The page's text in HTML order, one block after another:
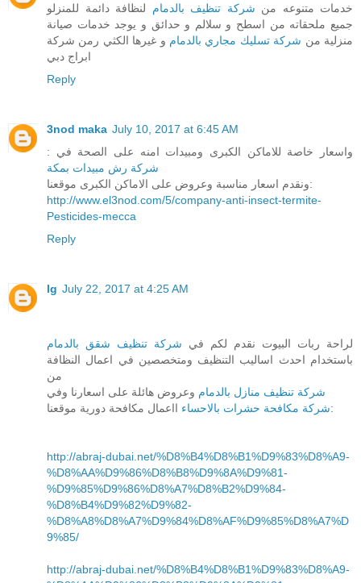
خدمات متنوعه من شركة تنظيف بالدمام لنظافة دائمة للمنزلو
جميع ملحقاته من اسطح و سلالم و حدائق و يوجد خدمات صيانة
منزلية من شركة تسليك مجاري بالدمام و غيرها الكثي رمن شركة
ابراج دبي
Reply
3nod maka July 10, 2017 at 6:45 AM
واسعار خاصة للاماكن الكبرى ومبيدات امنه على الصحة في :
شركة رش مبيدات بمكة
ونقدم اسعار مناسبة وعروض على الاماكن الكبرى موقعنا:
http://www.el3nod.com/5/company-anti-insect-termite-
Pesticides-mecca
Reply
lg July 22, 2017 at 4:25 AM
لراحة ربات البيوت نقدم لكم في شركة تنظيف شقق بالدمام
باستخدام احدث اساليب التنظيف ومتخصصين في اعمال النظافة
من
شركة تنظيف منازل بالدمام وعروض هائلة على اسعارنا وفي
شركة مكافحة حشرات بالاحساءااعمال مكافحة دورية موقعنا:
http://abraj-dubai.net/%D8%B4%D8%B1%D9%83%D8%A9-
%D8%AA%D9%86%D8%B8%D9%8A%D9%81-
%D9%85%D9%86%D8%A7%D8%B2%D9%84-
%D8%B4%D9%82%D9%82-
%D8%A8%D8%A7%D9%84%D8%AF%D9%85%D8%A7%D
9%85/
http://abraj-dubai.net/%D8%B4%D8%B1%D9%83%D8%A9-